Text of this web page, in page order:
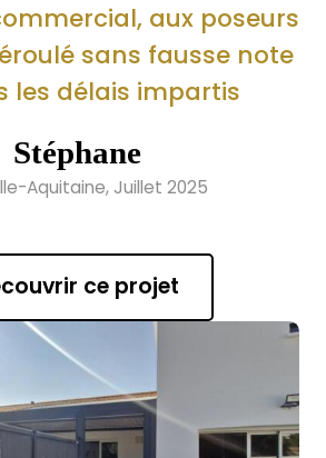
aux poseurs
sans fausse note
les délais impartis
Stéphane
Aquitaine, Juillet 2025
ce projet